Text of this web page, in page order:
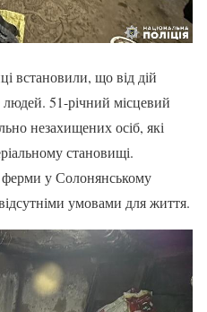
встановили, що від дій
51-річний місцевий
незахищених осіб, які
становищі.
ферми у Солонянському
умовами для життя.